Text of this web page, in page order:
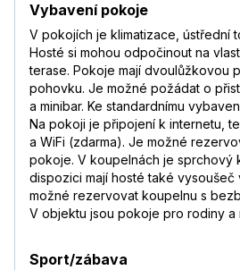
Vybavení pokoje
V pokojích je klimatizace, ústřední
Hosté si mohou odpočinout na
terase. Pokoje mají dvoulůžkovou
pohovku. Je možné požádat o
a minibar. Ke standardnímu
Na pokoji je připojení k internetu,
a WiFi (zdarma). Je možné
pokoje. V koupelnách je sprchový
dispozici mají hosté také vysoušeč
možné rezervovat koupelnu s
V objektu jsou pokoje pro rodiny
Sport/zábava